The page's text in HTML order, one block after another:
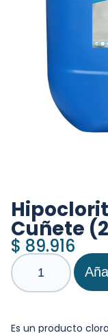
Cuñete
$ 89.916
Es un producto